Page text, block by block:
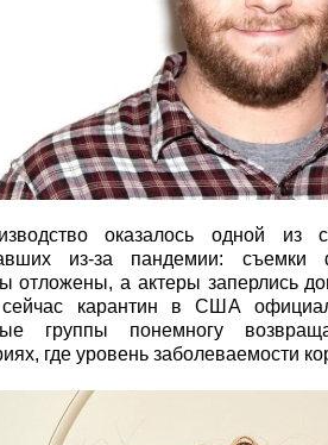
оказалось одной из
из-за пандемии:
отложены, а актеры заперлись
карантин в США
группы понемногу
где уровень заболеваемости